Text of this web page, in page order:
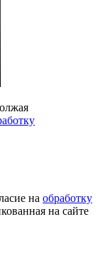
на обработку
на сайте